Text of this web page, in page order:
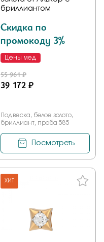
бриллиантом
Скидка по
промокоду 3%
Цены мед
55 961 ₽
39 172 ₽
Подвеска, белое золото,
бриллиант, проба 585
Посмотреть
ХИТ